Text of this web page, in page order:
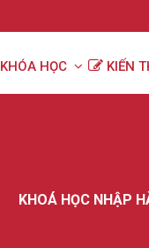
KHÓA HỌC KIẾN
KHOÁ HỌC NHẬP